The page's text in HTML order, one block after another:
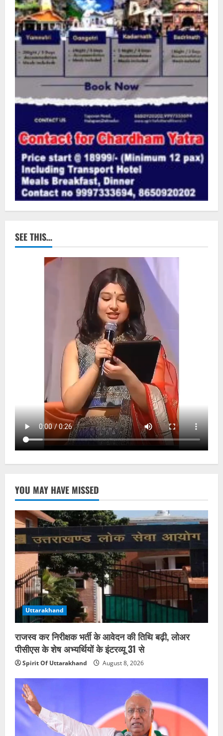
SEE THIS…
YOU MAY HAVE MISSED
Uttarakhand
राजस्व कर निरीक्षक भर्ती के आवेदन की तिथि बढ़ी, लोअर
पीसीएस के शेष अभ्यर्थियों के इंटरव्यू 31 से
Spirit Of Uttarakhand August 8, 2026